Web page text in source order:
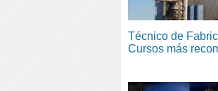
Técnico de
Cursos más